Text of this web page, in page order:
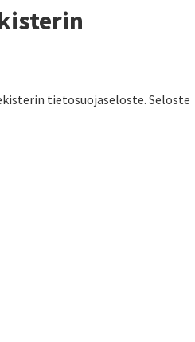
tietosuojaseloste. Seloste